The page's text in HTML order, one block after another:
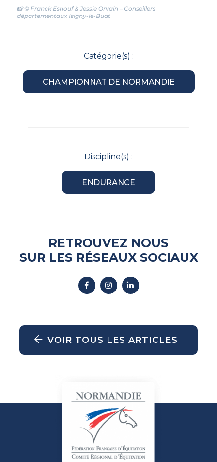
📸 © Franck Esnouf & Jessie Orvain – Conseillers
départementaux Isigny-le-Buat
Catégorie(s) :
CHAMPIONNAT DE NORMANDIE
Discipline(s) :
ENDURANCE
RETROUVEZ NOUS
SUR LES RÉSEAUX SOCIAUX
VOIR TOUS LES ARTICLES